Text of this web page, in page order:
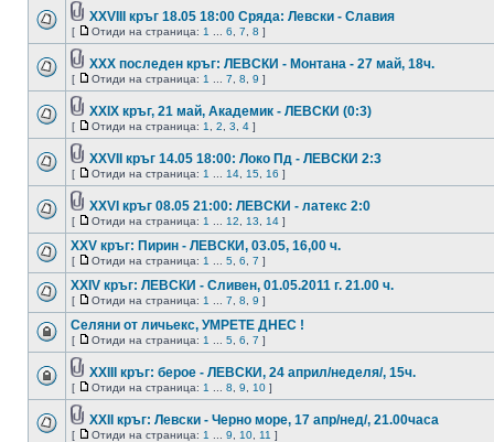
XXVIII кръг 18.05 18:00 Сряда: Левски - Славия
[ Отиди на страница: 1 6 7 8 ]
ХХХ последен кръг: ЛЕВСКИ - Монтана - 27 май, 18ч.
[ Отиди на страница: 1 7 8 9 ]
XXIX кръг, 21 май, Академик - ЛЕВСКИ (0:3)
[ Отиди на страница: 1 2 3 4 ]
XXVII кръг 14.05 18:00: Локо Пд - ЛЕВСКИ 2:3
[ Отиди на страница: 1 14 15 16 ]
XXVI кръг 08.05 21:00: ЛЕВСКИ - латекс 2:0
[ Отиди на страница: 1 12 13 14 ]
XXV кръг: Пирин - ЛЕВСКИ, 03.05, 16,00 ч.
[ Отиди на страница: 1 5 6 7 ]
XXIV кръг: ЛЕВСКИ - Сливен, 01.05.2011 г. 21.00 ч.
[ Отиди на страница: 1 7 8 9 ]
Селяни от личьекс, УМРЕТЕ ДНЕС !
[ Отиди на страница: 1 5 6 7 ]
XXIII кръг: берое - ЛЕВСКИ, 24 април/неделя/, 15ч.
[ Отиди на страница: 1 8 9 10 ]
XXII кръг: Левски - Черно море, 17 апр/нед/, 21.00часа
[ Отиди на страница: 1 9 10 11 ]